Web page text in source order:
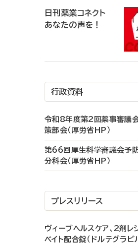
日刊薬業コネクト
あなたの声を！
行政資料
令和8年度第2回薬事審議
策部会（厚労省HP）
第66回厚生科学審議会予防
分科会（厚労省HP）
プレスリリース
ヴィーブヘルスケア、2剤レ
ベイト配合錠（ドルテグラ